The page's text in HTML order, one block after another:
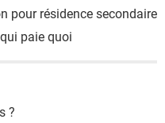
pour résidence secondaire
paie quoi
?